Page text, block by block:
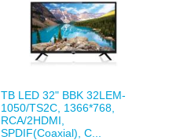
ТВ LED 32" BBK 32LEM-
1050/TS2C, 1366*768,
RCA/2HDMI,
SPDIF(Coaxial), C...